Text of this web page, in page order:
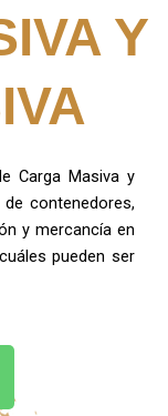
Y
Carga Masiva y
contenedores,
y mercancía en
pueden ser